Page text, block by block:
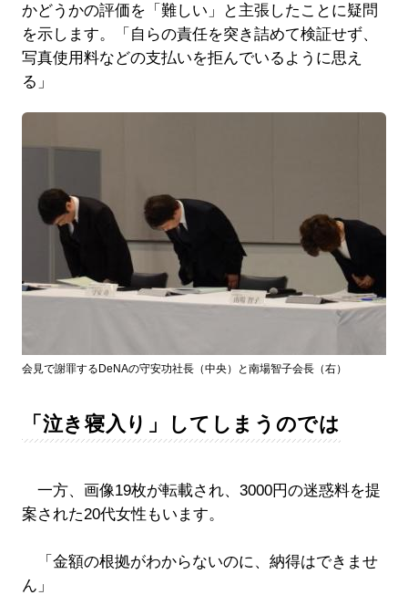
かどうかの評価を「難しい」と主張したことに疑問
を示します。「自らの責任を突き詰めて検証せず、
写真使用料などの支払いを拒んでいるように思え
る」
会見で謝罪するDeNAの守安功社長（中央）と南場智子会長（右）
「泣き寝入り」してしまうのでは
一方、画像19枚が転載され、3000円の迷惑料を提
案された20代女性もいます。
「金額の根拠がわからないのに、納得はできませ
ん」